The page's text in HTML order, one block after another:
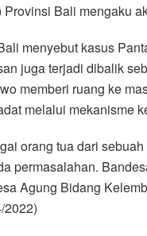
Provinsi Bali mengaku
menyebut kasus
juga terjadi dibalik
memberi ruang ke
melalui mekanisme
orang tua dari
permasalahan.
Agung Bidang
2022)